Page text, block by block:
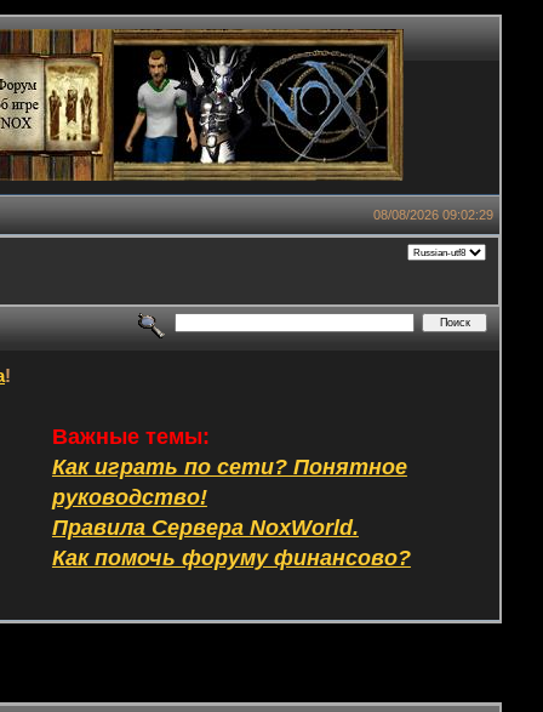
08/08/2026 09:02:29
!
Важные темы:
Как играть по сети? Понятное
руководство!
Правила Сервера NoxWorld.
Как помочь форуму финансово?